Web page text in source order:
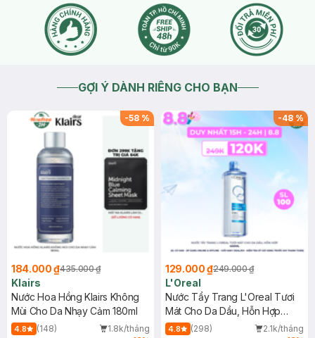
GỢI Ý DÀNH RIÊNG CHO BẠN
-58 %
184.000 ₫435.000 ₫
Klairs
Nước Hoa Hồng Klairs Không
Mùi Cho Da Nhạy Cảm 180ml
4.8 (148)
1.8k/tháng
-48%
129.000 ₫249.000 ₫
L'Oreal
Nước Tẩy Trang L'Oreal Tươi
Mát Cho Da Dầu, Hỗn Hợp
400ml
4.8 (298)
2.1k/tháng